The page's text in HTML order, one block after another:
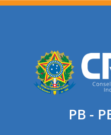
PB -